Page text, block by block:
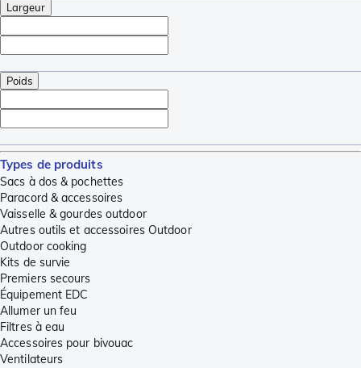
Largeur
Poids
Types de produits
Sacs à dos & pochettes
Paracord & accessoires
Vaisselle & gourdes outdoor
Autres outils et accessoires Outdoor
Outdoor cooking
Kits de survie
Premiers secours
Équipement EDC
Allumer un feu
Filtres à eau
Accessoires pour bivouac
Ventilateurs